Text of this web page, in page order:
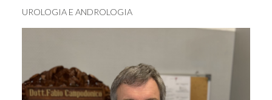
UROLOGIA E ANDROLOGIA